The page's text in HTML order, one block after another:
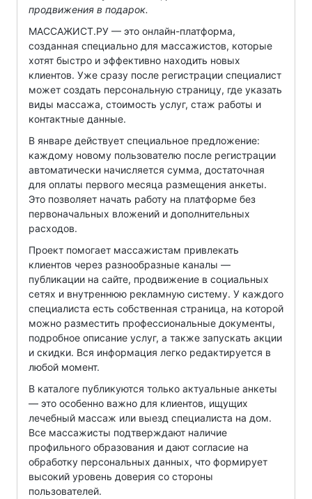
продвижения в подарок.
МАССАЖИСТ.РУ — это онлайн-платформа,
созданная специально для массажистов, которые
хотят быстро и эффективно находить новых
клиентов. Уже сразу после регистрации специалист
может создать персональную страницу, где указать
виды массажа, стоимость услуг, стаж работы и
контактные данные.
В январе действует специальное предложение:
каждому новому пользователю после регистрации
автоматически начисляется сумма, достаточная
для оплаты первого месяца размещения анкеты.
Это позволяет начать работу на платформе без
первоначальных вложений и дополнительных
расходов.
Проект помогает массажистам привлекать
клиентов через разнообразные каналы —
публикации на сайте, продвижение в социальных
сетях и внутреннюю рекламную систему. У каждого
специалиста есть собственная страница, на которой
можно разместить профессиональные документы,
подробное описание услуг, а также запускать акции
и скидки. Вся информация легко редактируется в
любой момент.
В каталоге публикуются только актуальные анкеты
— это особенно важно для клиентов, ищущих
лечебный массаж или выезд специалиста на дом.
Все массажисты подтверждают наличие
профильного образования и дают согласие на
обработку персональных данных, что формирует
высокий уровень доверия со стороны
пользователей.